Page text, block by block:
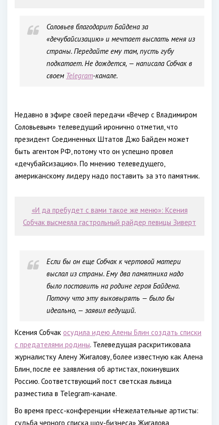
Соловьев благодарит Байдена за
«дечубайсизацию» и мечтает выслать меня из
страны. Передайте ему там, пусть губу
подкатает. Не дождется, — написала Собчак в
своем Telegram-канале.
Недавно в эфире своей передачи «Вечер с Владимиром
Соловьевым» телеведущий иронично отметил, что
президент Соединенных Штатов Джо Байден может
быть агентом РФ, потому что он успешно провел
«дечубайсизацию». По мнению телеведущего,
американскому лидеру надо поставить за это памятник.
«И да пребудет с вами такое же меню»: Ксения
Собчак высмеяла гастрольный райдер певицы Зиверт
Если бы он еще Собчак к чертовой матери
выслал из страны. Ему два памятника надо
было поставить на родине героя Байдена.
Поточу что эту выковырять — было бы
идеально, — заявил ведущий.
Ксения Собчак осудила идею Алены Блин создать списки
с предателями родины. Телеведущая раскритиковала
журналистку Алену Жигалову, более известную как Алена
Блин, после ее заявления об артистах, покинувших
Россию. Соответствующий пост светская львица
разместила в Telegram-канале.
Во время пресс-конференции «Нежелательные артисты:
судьба черного списка шоу-бизнеса» Жигалова